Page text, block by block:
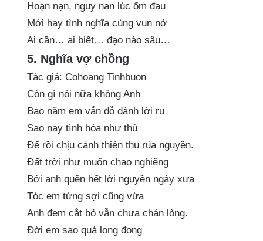
Hoạn nạn, nguy nan lúc ốm đau
Mới hay tình nghĩa cùng vun nở
Ai cần… ai biết… đạo nào sâu…
5. Nghĩa vợ chồng
Tác giả: Cohoang Tinhbuon
Còn gì nói nữa không Anh
Bao năm em vẫn dỗ dành lời ru
Sao nay tình hóa như thù
Để rồi chịu cảnh thiên thu rủa nguyền.
Đất trời như muốn chao nghiêng
Bởi anh quên hết lời nguyền ngày xưa
Tóc em từng sợi cũng vừa
Anh đem cắt bỏ vẫn chưa chán lòng.
Đời em sao quá long đong